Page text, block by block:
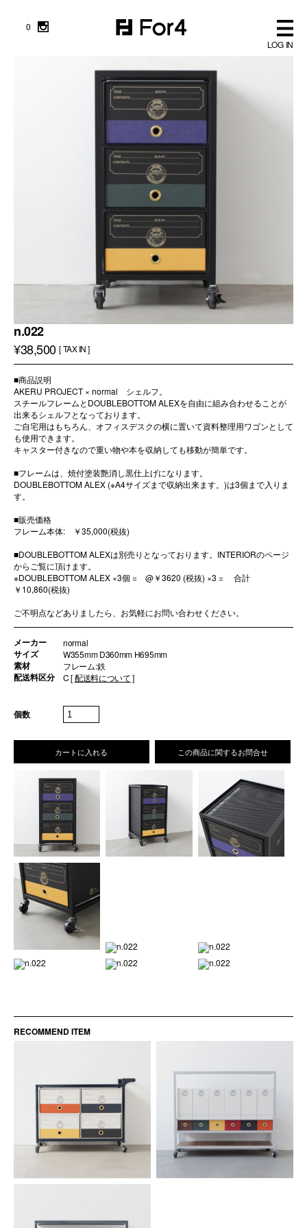
0
LOG IN
n.022
¥38,500[ TAX IN ]
■商品説明
AKERU PROJECT × normal シェルフ。
スチールフレームとDOUBLEBOTTOM ALEXを自由に組み合わせることが
出来るシェルフとなっております。
ご自宅用はもちろん、オフィスデスクの横に置いて資料整理用ワゴンとして
も使用できます。
キャスター付きなので重い物や本を収納しても移動が簡単です。
■フレームは、焼付塗装艶消し黒仕上げになります。
DOUBLEBOTTOM ALEX (※A4サイズまで収納出来ます。)は3個まで入りま
す。
■販売価格
フレーム本体: ￥35,000(税抜)
■DOUBLEBOTTOM ALEXは別売りとなっております。INTERIORのページ
からご覧に頂けます。
※DOUBLEBOTTOM ALEX ×3個 = @￥3620 (税抜) ×3 = 合計
￥10,860(税抜)
ご不明点などありましたら、お気軽にお問い合わせください。
メーカー normal
サイズ W355mm D360mm H695mm
素材 フレーム:鉄
配送料区分 C [配送料について]
個数
カートに入れる この商品に関するお問合せ
RECOMMEND ITEM